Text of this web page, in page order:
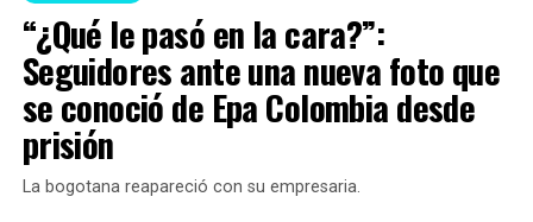
Lee también: “¿Qué le pasó en la cara?”:
Seguidores ante una nueva foto que se conoció de
Epa Colombia desde prisión
En este caso, el comediante fue tema de conversación
recientemente porque, tras varios meses de volver a su
vida real, re veló cómo se encuentra actualmente su
“¿Qué le pasó en la cara?”:
Seguidores ante una nueva foto que
se conoció de Epa Colombia desde
prisión
La bogotana reapareció con su empresaria.